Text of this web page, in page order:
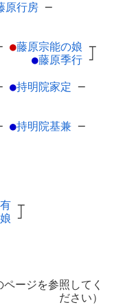
原行房 ─
●藤原宗能の娘 ┬
●藤原季行 ┘
●持明院家定 ─
●持明院基兼 ─
┬
┘
ページを参照してく
ださい）